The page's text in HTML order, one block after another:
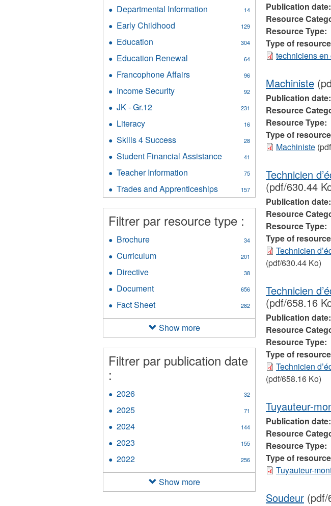
Publication date:
Resource
Resource Type:
Type of
techniciens
Machiniste
Publication date:
Resource
Resource Type:
Type of
Machiniste
Technicien
(pdf/630.44
Publication date:
Resource
Resource Type:
Type of
Technicien
(pdf/630.44 Ko)
Technicien
(pdf/658.16
Publication date:
Resource
Resource Type:
Type of
Technicien
(pdf/658.16 Ko)
Tuyauteur-
Publication date:
Resource
Resource Type:
Type of
Tuyauteur-
Soudeur(pdf/
Employment
and
Departmental Information 14
Information
Early Childhood 129
filter
Education 304
filter
Education Renewal 64
Renewal
Francophone Affairs 96
Income Security 92
JK - Gr.12 231
Gr.12
Literacy 16
filter
Skills 4 Success 28
4
Success
Student Financial Assistance 41
Financial
Assistance
filter
Teacher Information 75
Information
Trades and Apprenticeships 157
Trades
and
Apprenticeships
filter
Filtrer par resource type :
Brochure 34
filter
Curriculum 201
Directive 38
filter
Document 656
filter
Fact Sheet 282
Sheet
filter
Show more
Filtrer par publication date
:
2026 32
2025 71
2024 144
2023 155
2022 256
filter
Show more